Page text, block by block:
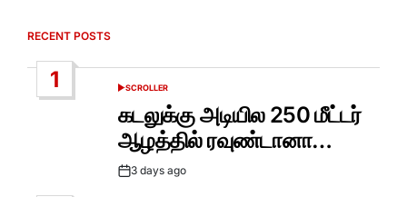
RECENT POSTS
1
POSTED
SCROLLER
கடலுக்கு அடியில 250 மீட்டர்
ஆழத்தில் ரவுண்டானா…
Post3 days ago